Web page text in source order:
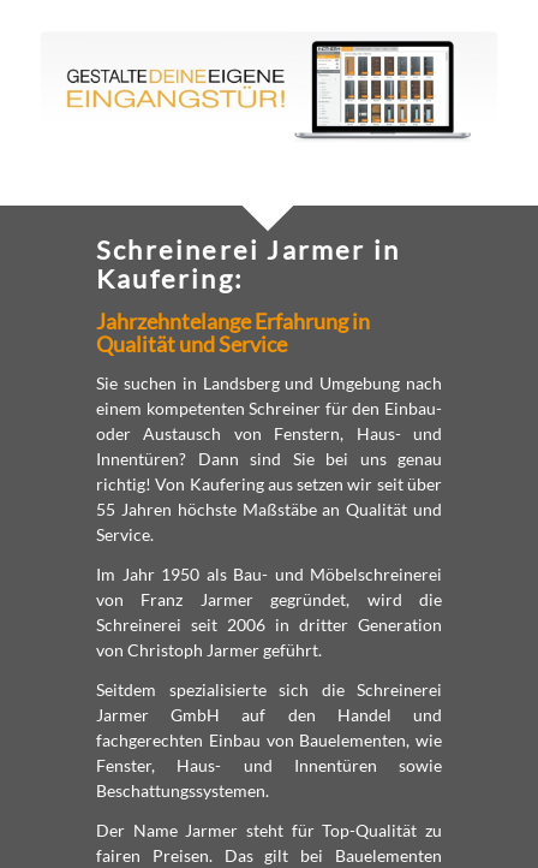
Schreinerei Jarmer in
Kaufering:
Jahrzehntelange Erfahrung in
Qualität und Service
Sie suchen in Landsberg und Umgebung nach
einem kompetenten Schreiner für den Einbau-
oder Austausch von Fenstern, Haus- und
Innen­türen? Dann sind Sie bei uns genau
richtig! Von Kaufering aus setzen wir seit über
55 Jahren höchste Maßstäbe an Qualität und
Service.
Im Jahr 1950 als Bau- und Möbel­schreinerei
von Franz Jarmer gegründet, wird die
Schreinerei seit 2006 in dritter Generation
von Christoph Jarmer geführt.
Seitdem spezialisierte sich die Schreinerei
Jarmer GmbH auf den Handel und
fachgerechten Einbau von Bauelementen, wie
Fenster, Haus- und Innentüren sowie
Beschattungssystemen.
Der Name Jarmer steht für Top-Qualität zu
fairen Preisen. Das gilt bei Bauelementen